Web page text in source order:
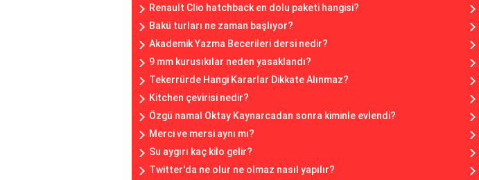
Renault Clio hatchback en dolu paketi hangisi?
Bakü turları ne zaman başlıyor?
Akademik Yazma Becerileri dersi nedir?
9 mm kurusıkılar neden yasaklandı?
Tekerrürde Hangi Kararlar Dikkate Alınmaz?
Kitchen çevirisi nedir?
Özgü namal Oktay Kaynarcadan sonra kiminle evlendi?
Merci ve mersi aynı mı?
Su aygırı kaç kilo gelir?
Twitter'da ne olur ne olmaz nasıl yapılır?